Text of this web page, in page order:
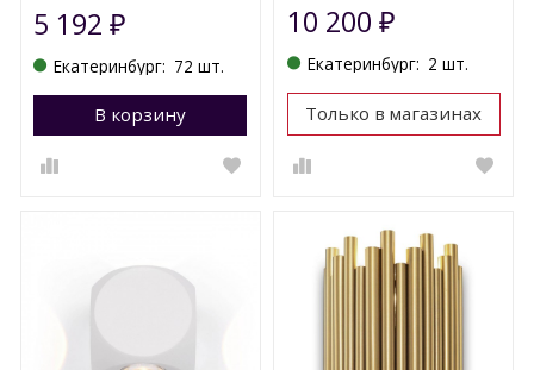
5 192₽
Екатеринбург: 72 шт.
В корзину Перейти в корзину
10 200 ₽
Екатеринбург: 2 шт.
Только в магазинах